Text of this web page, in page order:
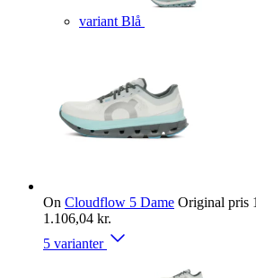
variant Blå
On Cloudflow 5 Dame Original pris
1.106,04 kr.
5 varianter